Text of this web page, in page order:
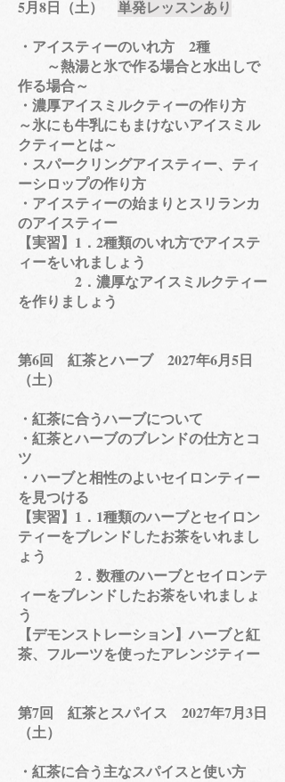
5月8日（土） 単発レッスンあり
・アイスティーのいれ方 2種
～熱湯と氷で作る場合と水出しで
作る場合～
・濃厚アイスミルクティーの作り方
～氷にも牛乳にもまけないアイスミル
クティーとは～
・スパークリングアイスティー、ティ
ーシロップの作り方
・アイスティーの始まりとスリランカ
のアイスティー
【実習】1．2種類のいれ方でアイステ
ィーをいれましょう
2．濃厚なアイスミルクティー
を作りましょう
​​第6回 紅茶とハーブ 2027年6月5日
（土）
・紅茶に合うハーブについて
・紅茶とハーブのブレンドの仕方とコ
ツ
・ハーブと相性のよいセイロンティー
を見つける
​【実習】1．1種類のハーブとセイロン
ティーをブレンドしたお茶をいれまし
ょう
2．数種のハーブとセイロンテ
ィーをブレンドしたお茶をいれましょ
う
【デモンストレーション】ハーブと紅
茶、フルーツを使ったアレンジティー
第7回 紅茶とスパイス 2027年7月3日
（土）
・紅茶に合う主なスパイスと使い方